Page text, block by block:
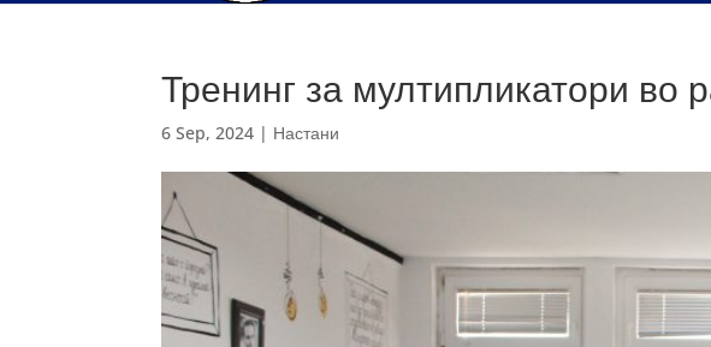
Тренинг за мултипликатори во
6 Sep, 2024 | Настани